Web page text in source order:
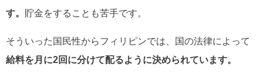
す。 貯金をすることも苦手です。
そういった国民性からフィリピンでは、国の法律によって
給料を月に2回に分けて配るように決められています。